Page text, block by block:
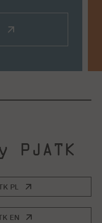
PL
EN